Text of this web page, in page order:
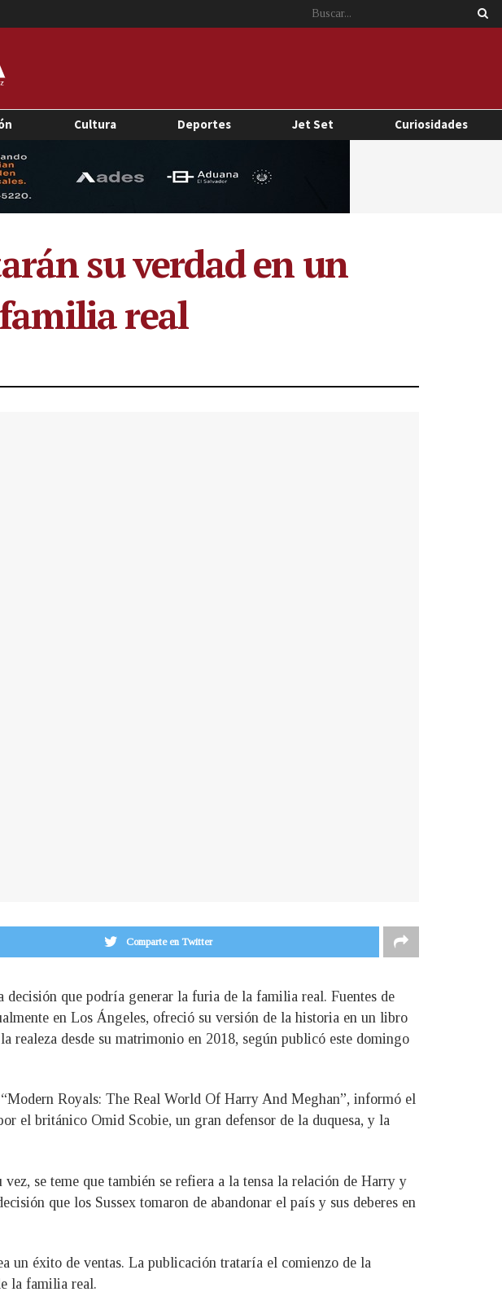
Cultura Deportes Jet Set Curiosidades
su verdad en un
real
Comparte en Twitter
que podría generar la furia de la familia real. Fuentes de
en Los Ángeles, ofreció su versión de la historia en un libro
realeza desde su matrimonio en 2018, según publicó este domingo
Royals: The Real World Of Harry And Meghan”, informó el
el británico Omid Scobie, un gran defensor de la duquesa, y la
se teme que también se refiera a la tensa la relación de Harry y
que los Sussex tomaron de abandonar el país y sus deberes en
un éxito de ventas. La publicación trataría el comienzo de la
la familia real.